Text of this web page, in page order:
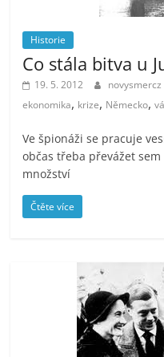
Historie
Co stála bitva u
19. 5. 2012 novysmercz
ekonomika, krize, Německo,
Ve špionáži se pracuje
občas třeba převážet
množství
Čtěte více